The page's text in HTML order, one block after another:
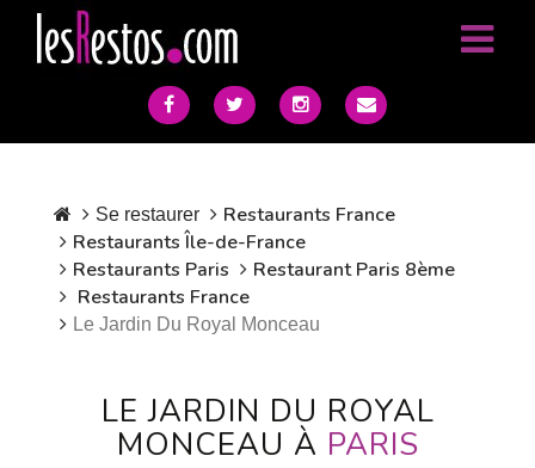
Se restaurer
Restaurants France
Restaurants Île-de-France
Restaurants Paris
Restaurant Paris 8ème
Restaurants France
Le Jardin Du Royal Monceau
LE JARDIN DU ROYAL
MONCEAU À PARIS